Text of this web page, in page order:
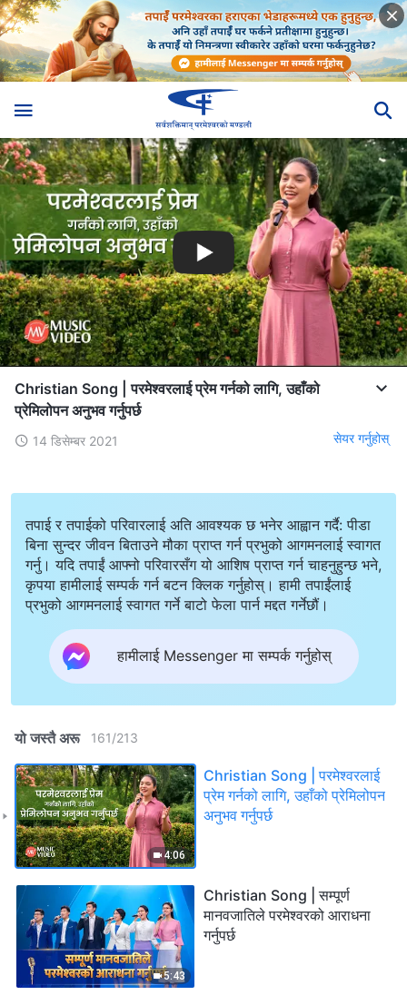
Christian Song | परमेश्‍वरलाई प्रेम गर्नको लागि, उहाँको
प्रेमिलोपन अनुभव गर्नुपर्छ
14 डिसेम्बर 2021 सेयर गर्नुहोस्
तपाई र तपाईको परिवारलाई अति आवश्यक छ भनेर आह्वान गर्दै: पीडा
बिना सुन्दर जीवन बिताउने मौका प्राप्त गर्न प्रभुको आगमनलाई स्वागत
गर्नु। यदि तपाईं आफ्नो परिवारसँग यो आशिष प्राप्त गर्न चाहनुहुन्छ भने,
कृपया हामीलाई सम्पर्क गर्न बटन क्लिक गर्नुहोस्। हामी तपाईंलाई
प्रभुको आगमनलाई स्वागत गर्ने बाटो फेला पार्न मद्दत गर्नेछौं।
हामीलाई Messenger मा सम्पर्क गर्नुहोस्
यो जस्तै अरू 161/213
4:06
Christian Song | परमेश्‍वरलाई
प्रेम गर्नको लागि, उहाँको प्रेमिलोपन
अनुभव गर्नुपर्छ
5:43
Christian Song | सम्पूर्ण
मानवजातिले परमेश्‍वरको आराधना
गर्नुपर्छ